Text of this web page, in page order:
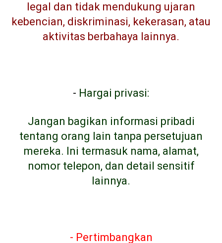
legal dan tidak mendukung ujaran
kebencian, diskriminasi, kekerasan, atau
aktivitas berbahaya lainnya.
- Hargai privasi:
Jangan bagikan informasi pribadi
tentang orang lain tanpa persetujuan
mereka. Ini termasuk nama, alamat,
nomor telepon, dan detail sensitif
lainnya.
- Pertimbangkan